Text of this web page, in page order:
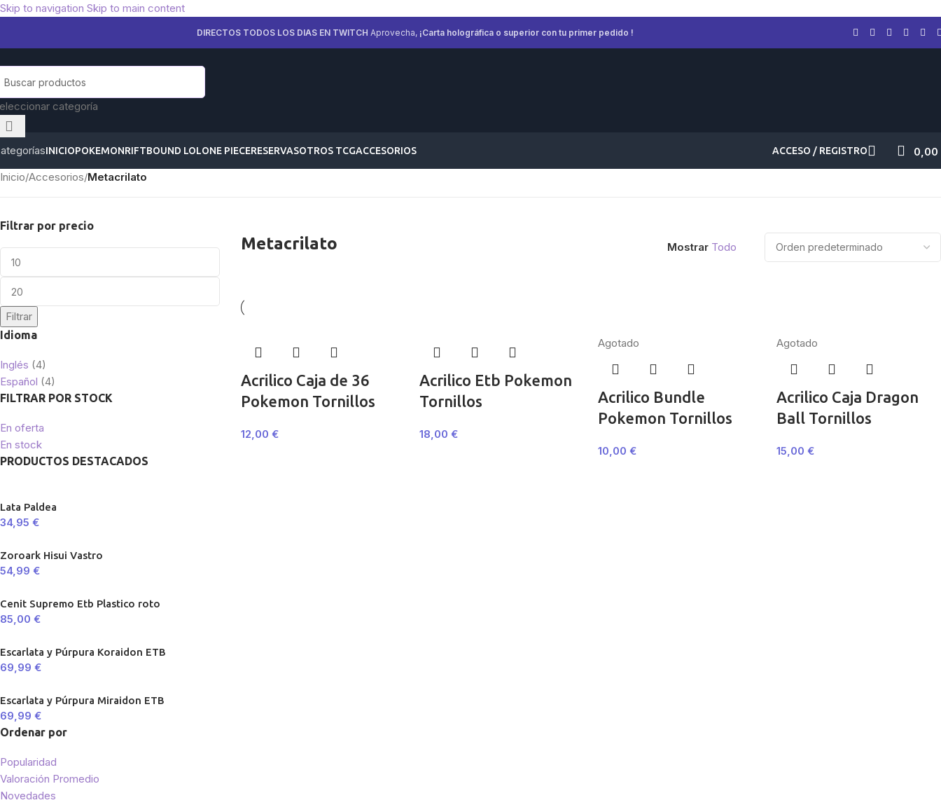
Skip to navigation Skip to main content
DIRECTOS TODOS LOS DIAS EN TWITCH Aprovecha, ¡Carta holográfica o superior con tu primer pedido !
categoría
INICIOPOKEMONRIFTBOUND LOLONE PIECERESERVASOTROS TCGACCESORIOS ACCESO / REGISTRO
0,00
Inicio/Accesorios/Metacrilato
Filtrar por precio
Filtrar
Idioma
Inglés (4)
Español (4)
FILTRAR POR STOCK
En oferta
En stock
PRODUCTOS DESTACADOS
Lata Paldea
34,95 €
Zoroark Hisui Vastro
54,99 €
Cenit Supremo Etb Plastico roto
85,00 €
Escarlata y Púrpura Koraidon ETB
69,99 €
Escarlata y Púrpura Miraidon ETB
69,99 €
Ordenar por
Popularidad
Valoración Promedio
Novedades
Metacrilato Mostrar Todo
Acrilico Caja de 36
Pokemon Tornillos
12,00 €
Acrilico Etb Pokemon
Tornillos
18,00 €
Agotado
Acrilico Bundle
Pokemon Tornillos
10,00 €
Agotado
Acrilico Caja Dragon
Ball Tornillos
15,00 €